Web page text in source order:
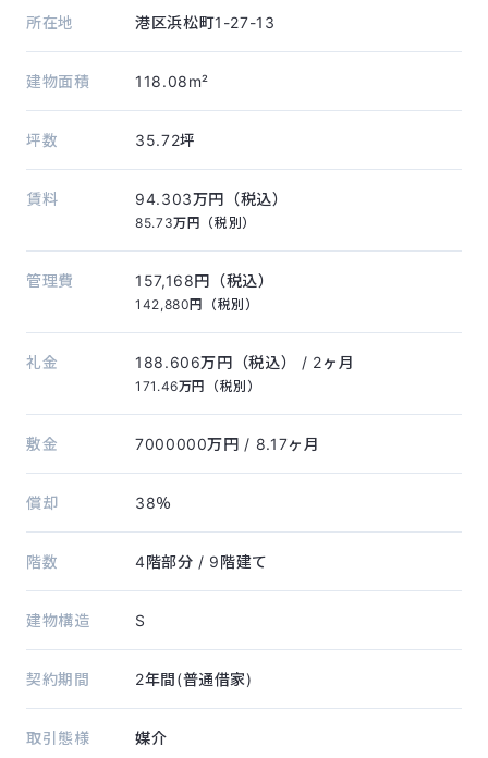
所在地 港区浜松町1-27-13
建物面積 118.08m²
坪数 35.72坪
賃料 94.303万円（税込）
85.73万円（税別）
管理費 157,168円（税込）
142,880円（税別）
礼金 188.606万円（税込） / 2ヶ月
171.46万円（税別）
敷金 7000000万円 / 8.17ヶ月
償却 38％
階数 4階部分 / 9階建て
建物構造 S
契約期間 2年間(普通借家)
取引態様 媒介